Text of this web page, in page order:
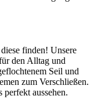
finden! Unsere
den Alltag und
Seil und
zum Verschließen.
aussehen.